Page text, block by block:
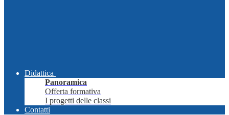
Didattica
Panoramica
Offerta formativa
I progetti delle classi
Contatti